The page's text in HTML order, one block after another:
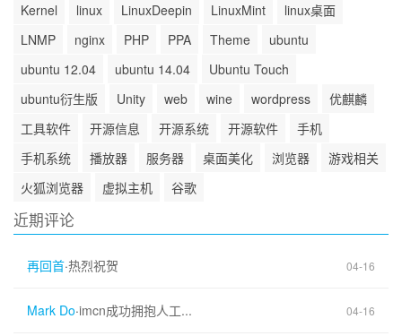
Kernel
linux LinuxDeepin LinuxMint
linux桌面
LNMP
nginx PHP PPA Theme
ubuntu
ubuntu 12.04
ubuntu 14.04
Ubuntu Touch
ubuntu衍生版
Unity web wine wordpress
优麒麟
工具软件
开源信息 开源系统 开源软件
手机
手机系统
播放器 服务器 桌面美化 浏览器
游戏相关
火狐浏览器
虚拟主机 谷歌
近期评论
再回首·热烈祝贺 04-16
Mark Do·imcn成功拥抱人工... 04-16